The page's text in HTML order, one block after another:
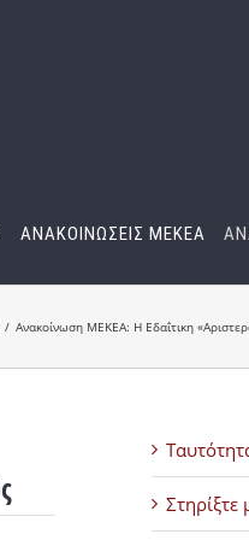
ΑΝΑΚΟΙΝΩΣΕΙΣ ΜΕΚΕΑ
Ανακοίνωση ΜΕΚΕΑ: Η Εδαΐτικη
Στηρίξτε